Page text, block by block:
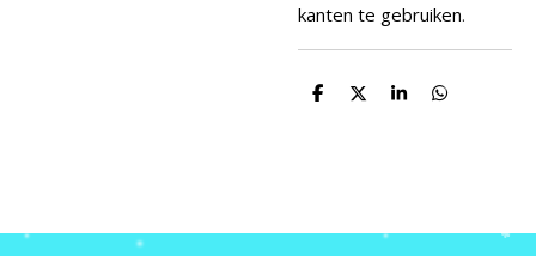
kanten te gebruiken.
D
D
S
D